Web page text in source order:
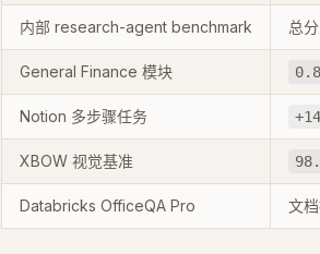
内部 research-agent benchmark 总分
General Finance 模块
Notion 多步骤任务
XBOW 视觉基准
Databricks OfficeQA Pro 文